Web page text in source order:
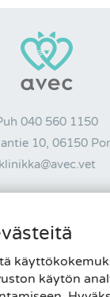
040 560 1150
10, 06150
klinikka@avec.vet
8-20 • LA-SU 9-
|
Evästeasetukset
käytön